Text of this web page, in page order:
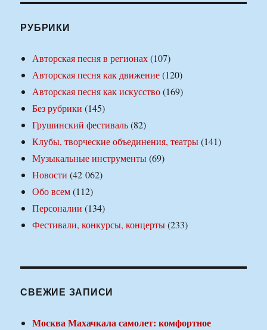
РУБРИКИ
Авторская песня в регионах(107)
Авторская песня как движение(120)
Авторская песня как искусство(169)
Без рубрики (145)
Грушинский фестиваль(82)
Клубы, творческие объединения, театры(141)
Музыкальные инструменты(69)
Новости (42 062)
Обо всем(112)
Персоналии (134)
Фестивали, конкурсы, концерты(233)
СВЕЖИЕ ЗАПИСИ
Москва Махачкала самолет: комфортное